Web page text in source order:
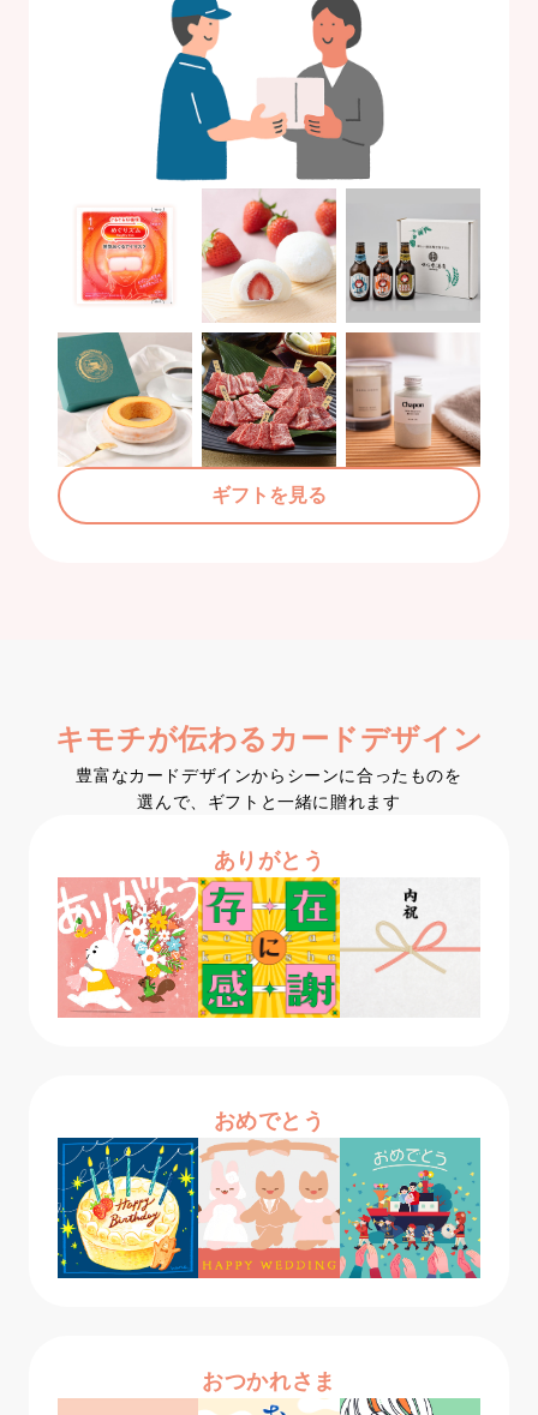
ギフトを見る
キモチが伝わるカードデザイン
豊富なカードデザインからシーンに合ったものを
選んで、ギフトと一緒に贈れます
ありがとう
おめでとう
おつかれさま